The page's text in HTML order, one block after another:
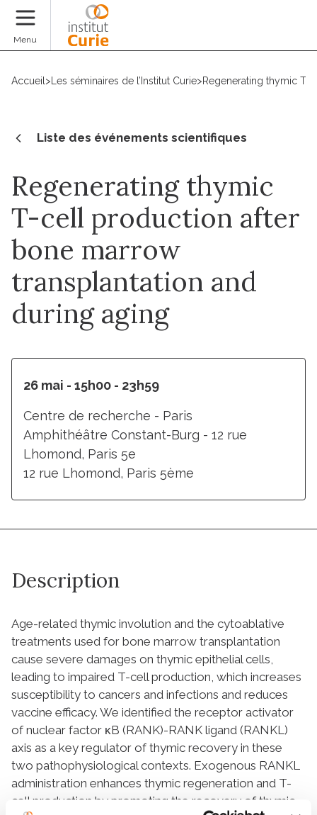
Menu
Accueil > Les séminaires de l’Institut Curie>Regenerating thymic T-
Liste des événements scientifiques
Regenerating thymic
T-cell production after
bone marrow
transplantation and
during aging
26 mai - 15h00 - 23h59
Centre de recherche - Paris
Amphithéâtre Constant-Burg - 12 rue
Lhomond, Paris 5e
12 rue Lhomond, Paris 5ème
Description
Age-related thymic involution and the cytoablative
treatments used for bone marrow transplantation
cause severe damages on thymic epithelial cells,
leading to impaired T-cell production, which increases
susceptibility to cancers and infections and reduces
vaccine efficacy. We identified the receptor activator
of nuclear factor κB (RANK)-RANK ligand (RANKL)
axis as a key regulator of thymic recovery in these
two pathophysiological contexts. Exogenous RANKL
administration enhances thymic regeneration and T-
cell production by promoting the recovery of thymic